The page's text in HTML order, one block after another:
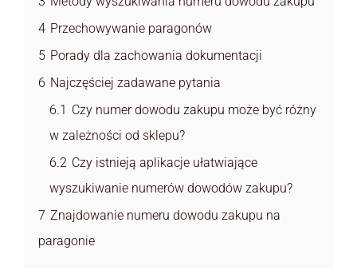
4 Przechowywanie paragonów
5 Porady dla zachowania dokumentacji
6 Najczęściej zadawane pytania
6.1 Czy numer dowodu zakupu może być różny
w zależności od sklepu?
6.2 Czy istnieją aplikacje ułatwiające
wyszukiwanie numerów dowodów zakupu?
7 Znajdowanie numeru dowodu zakupu na
paragonie